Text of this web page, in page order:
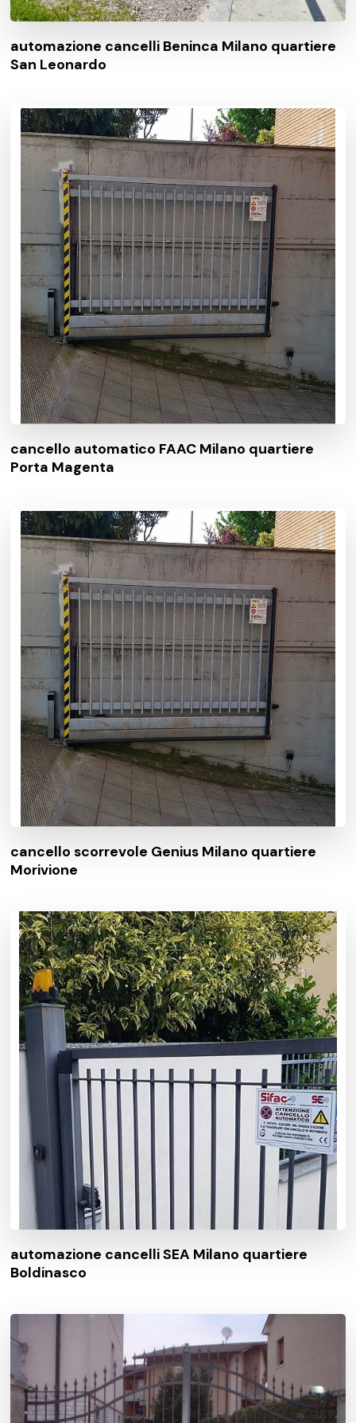
automazione cancelli Beninca Milano quartiere
San Leonardo
cancello automatico FAAC Milano quartiere
Porta Magenta
cancello scorrevole Genius Milano quartiere
Morivione
automazione cancelli SEA Milano quartiere
Boldinasco